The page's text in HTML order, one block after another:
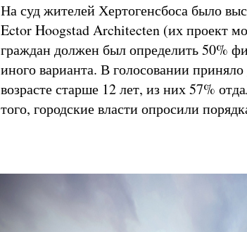
На суд жителей Хертогенсбоса было
Ector Hoogstad Architecten (их проект
граждан должен был определить 50%
иного варианта. В голосовании
возрасте старше 12 лет, из них 57%
того, городские власти опросили